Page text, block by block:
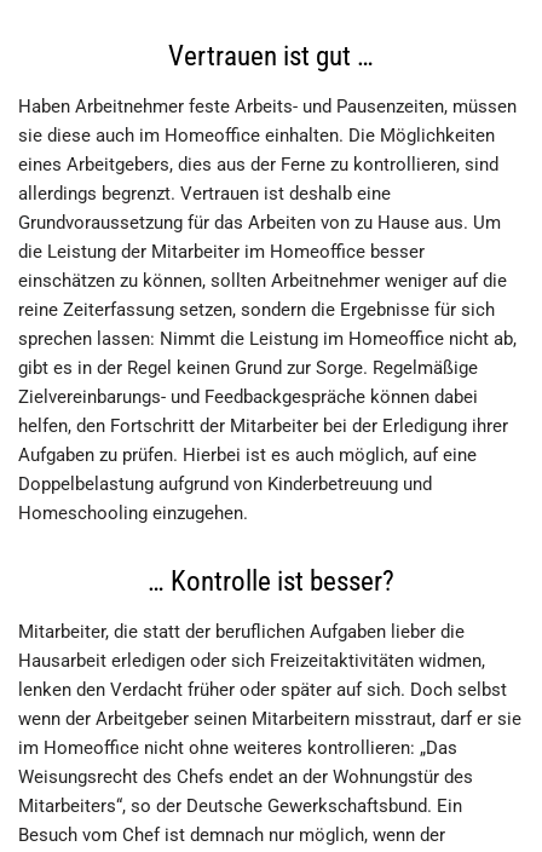
Vertrauen ist gut …
Haben Arbeitnehmer feste Arbeits- und Pausenzeiten, müssen
sie diese auch im Homeoffice einhalten. Die Möglichkeiten
eines Arbeitgebers, dies aus der Ferne zu kontrollieren, sind
allerdings begrenzt. Vertrauen ist deshalb eine
Grundvoraussetzung für das Arbeiten von zu Hause aus. Um
die Leistung der Mitarbeiter im Homeoffice besser
einschätzen zu können, sollten Arbeitnehmer weniger auf die
reine Zeiterfassung setzen, sondern die Ergebnisse für sich
sprechen lassen: Nimmt die Leistung im Homeoffice nicht ab,
gibt es in der Regel keinen Grund zur Sorge. Regelmäßige
Zielvereinbarungs- und Feedbackgespräche können dabei
helfen, den Fortschritt der Mitarbeiter bei der Erledigung ihrer
Aufgaben zu prüfen. Hierbei ist es auch möglich, auf eine
Doppelbelastung aufgrund von Kinderbetreuung und
Homeschooling einzugehen.
… Kontrolle ist besser?
Mitarbeiter, die statt der beruflichen Aufgaben lieber die
Hausarbeit erledigen oder sich Freizeitaktivitäten widmen,
lenken den Verdacht früher oder später auf sich. Doch selbst
wenn der Arbeitgeber seinen Mitarbeitern misstraut, darf er sie
im Homeoffice nicht ohne weiteres kontrollieren: „Das
Weisungsrecht des Chefs endet an der Wohnungstür des
Mitarbeiters“, so der Deutsche Gewerkschaftsbund. Ein
Besuch vom Chef ist demnach nur möglich, wenn der